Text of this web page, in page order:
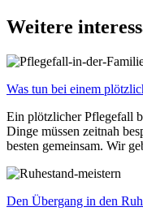
Weitere
Was tun bei einem
Ein plötzlicher Pflegefall
Dinge müssen zeitnah
besten gemeinsam. Wir
Den Übergang in den